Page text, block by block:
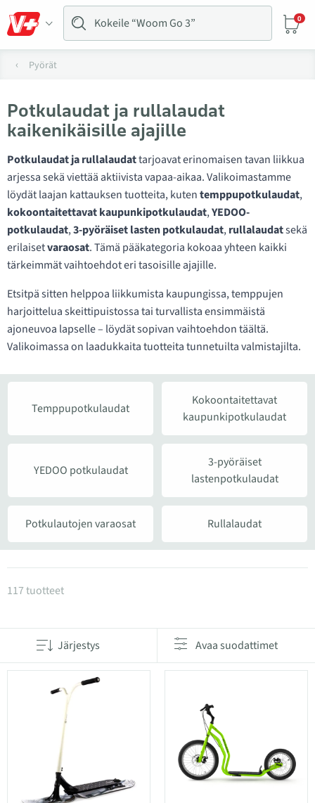
0
Pyörät
Potkulaudat ja rullalaudat
kaikenikäisille ajajille
Potkulaudat ja rullalaudattarjoavat erinomaisen tavan liikkua
arjessa sekä viettää aktiivista vapaa-aikaa. Valikoimastamme
löydät laajan kattauksen tuotteita, kutentemppupotkulaudat,
kokoontaitettavat kaupunkipotkulaudat,YEDOO-
potkulaudat,3-pyöräiset lasten potkulaudat,rullalaudatsekä
erilaisetvaraosat. Tämä pääkategoria kokoaa yhteen kaikki
tärkeimmät vaihtoehdot eri tasoisille ajajille.
Etsitpä sitten helppoa liikkumista kaupungissa, temppujen
harjoittelua skeittipuistossa tai turvallista ensimmäistä
ajoneuvoa lapselle – löydät sopivan vaihtoehdon täältä.
Valikoimassa on laadukkaita tuotteita tunnetuilta valmistajilta.
Temppupotkulaudat
Kokoontaitettavat
kaupunkipotkulaudat
YEDOO potkulaudat
3-pyöräiset
lastenpotkulaudat
Potkulautojen varaosat Rullalaudat
Tuotteet kategoriassa Potkulaudat
117 tuotteet
Järjestys Avaa suodattimet